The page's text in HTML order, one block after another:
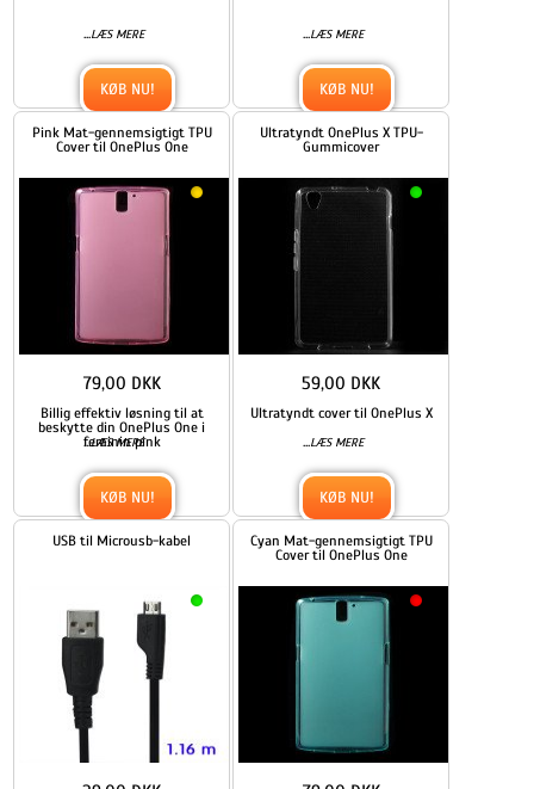
...LÆS MERE
KØB NU!
...LÆS MERE
KØB NU!
Pink Mat-gennemsigtigt TPU
Cover til OnePlus One
Billig effektiv løsning til at
beskytte din OnePlus One i
feminin pink
...LÆS MERE
79,00 DKK
KØB NU!
Ultratyndt OnePlus X TPU-
Gummicover
Ultratyndt cover til OnePlus X
...LÆS MERE
59,00 DKK
KØB NU!
USB til Microusb-kabel
Cyan Mat-gennemsigtigt TPU
Cover til OnePlus One